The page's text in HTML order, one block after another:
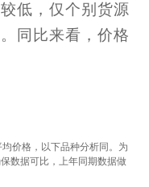
低，仅个别货源
同比来看，价格
均价格，以下品种分析同。为
数据可比，上年同期数据做